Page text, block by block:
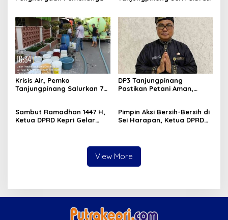
Hidupkan Syiar Islam
Krisis Air, Pemko
Tanjungpinang Salurkan 75
DP3 Tanjungpinang
Pastikan Petani Aman,
Sambut Ramadhan 1447 H,
Ketua DPRD Kepri Gelar
Pimpin Aksi Bersih-Bersih di
Sei Harapan, Ketua DPRD
View More